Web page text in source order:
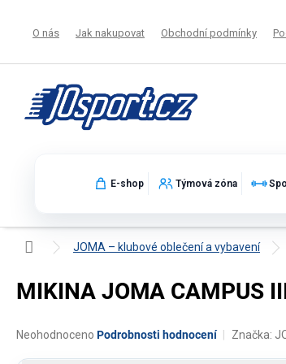
O nás Jak nakupovat Obchodní podmínky
E-shop Týmová zóna
Domů JOMA – klubové oblečení a vybavení
MIKINA JOMA CAMPUS
Průměrné
Neohodnoceno Podrobnosti hodnocení Značka: